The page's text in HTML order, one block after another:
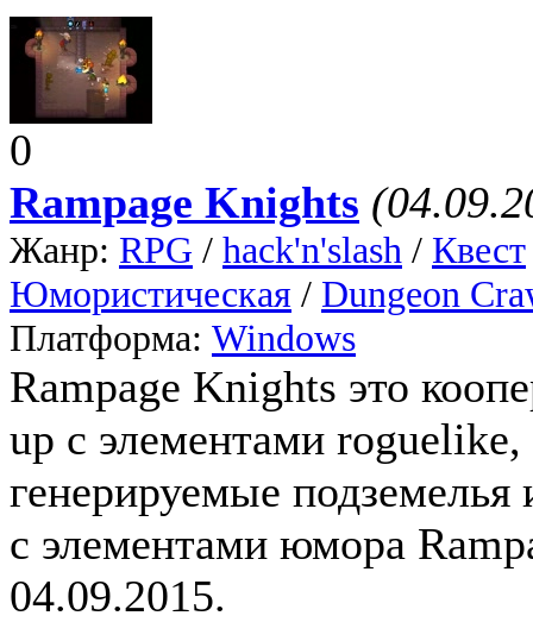
0
Rampage Knights
Жанр: RPG / hack'n'slash / Квест
Юмористическая / Dungeon
Платформа: Windows
Rampage Knights это
up с элементами
генерируемые
с элементами юмора
04.09.2015.